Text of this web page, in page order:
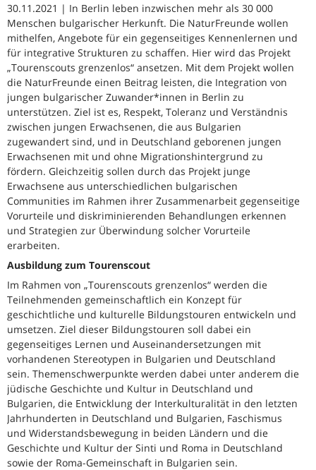
30.11.2021 | In Berlin leben inzwischen mehr als 30 000
Menschen bulgarischer Herkunft. Die NaturFreunde wollen
mithelfen, Angebote für ein gegenseitiges Kennenlernen und
für integrative Strukturen zu schaffen. Hier wird das Projekt
„Tourenscouts grenzenlos“ ansetzen. Mit dem Projekt wollen
die NaturFreunde einen Beitrag leisten, die Integration von
jungen bulgarischer Zuwander*innen in Berlin zu
unterstützen. Ziel ist es, Respekt, Toleranz und Verständnis
zwischen jungen Erwachsenen, die aus Bulgarien
zugewandert sind, und in Deutschland geborenen jungen
Erwachsenen mit und ohne Migrationshintergrund zu
fördern. Gleichzeitig sollen durch das Projekt junge
Erwachsene aus unterschiedlichen bulgarischen
Communities im Rahmen ihrer Zusammenarbeit gegenseitige
Vorurteile und diskriminierenden Behandlungen erkennen
und Strategien zur Überwindung solcher Vorurteile
erarbeiten.
Ausbildung zum Tourenscout
Im Rahmen von „Tourenscouts grenzenlos“ werden die
Teilnehmenden gemeinschaftlich ein Konzept für
geschichtliche und kulturelle Bildungstouren entwickeln und
umsetzen. Ziel dieser Bildungstouren soll dabei ein
gegenseitiges Lernen und Auseinandersetzungen mit
vorhandenen Stereotypen in Bulgarien und Deutschland
sein. Themenschwerpunkte werden dabei unter anderem die
jüdische Geschichte und Kultur in Deutschland und
Bulgarien, die Entwicklung der Interkulturalität in den letzten
Jahrhunderten in Deutschland und Bulgarien, Faschismus
und Widerstandsbewegung in beiden Ländern und die
Geschichte und Kultur der Sinti und Roma in Deutschland
sowie der Roma-Gemeinschaft in Bulgarien sein.